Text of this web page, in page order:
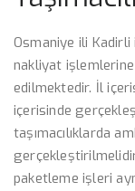
Osmaniye ili Kadirli
nakliyat işlemlerine
edilmektedir. İl
içerisinde
taşımacılıklarda
paketleme işleri